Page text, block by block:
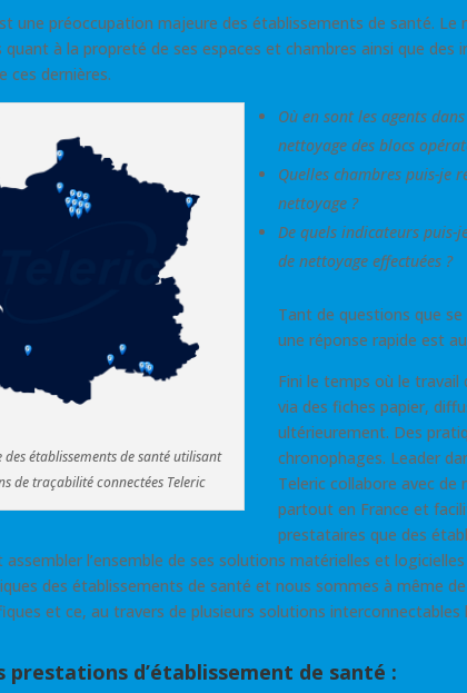
une préoccupation majeure des établissements de santé. Le
à la propreté de ses espaces et chambres ainsi que
ces dernières.
des établissements de santé utilisant
de traçabilité connectées Teleric
Où en sont les agents
nettoyage des blocs
Quelles chambres puis-je
nettoyage ?
De quels indicateurs
de nettoyage effectuées ?
Tant de questions que
une réponse rapide est
Fini le temps où le
via des fiches papier,
ultérieurement. Des
chronophages. Leader
Teleric collabore avec
partout en France et
prestataires que des
assembler l’ensemble de ses solutions matérielles et
des établissements de santé et nous sommes à même
et ce, au travers de plusieurs solutions interconnectables
prestations d’établissement de santé :